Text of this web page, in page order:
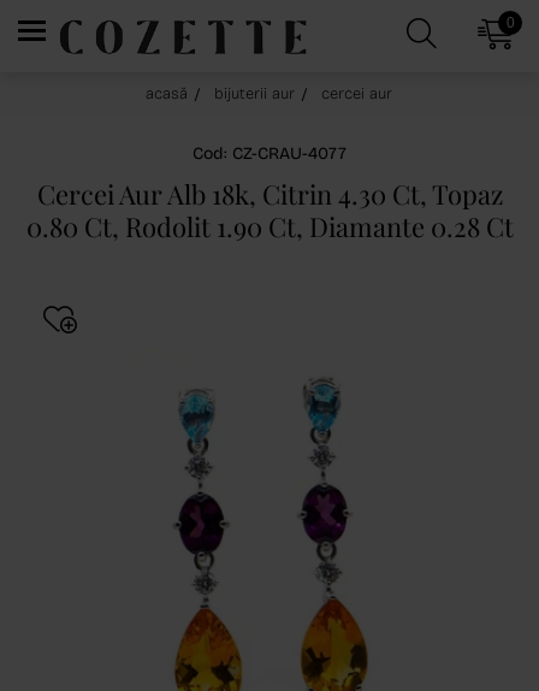
0
acasă bijuterii aur cercei aur
Cod: CZ-CRAU-4077
Cercei Aur Alb 18k, Citrin 4.30 Ct, Topaz
0.80 Ct, Rodolit 1.90 Ct, Diamante 0.28 Ct